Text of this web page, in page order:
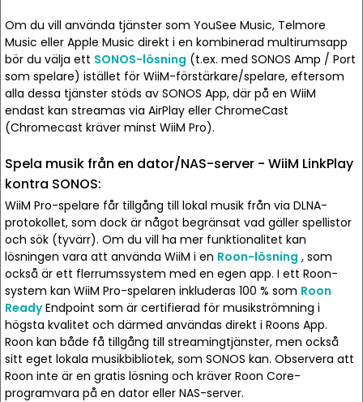
Om du vill använda tjänster som YouSee Music, Telmore
Music eller Apple Music direkt i en kombinerad multirumsapp
bör du välja ett SONOS-lösning (t.ex. med SONOS Amp / Port
som spelare) istället för WiiM-förstärkare/spelare, eftersom
alla dessa tjänster stöds av SONOS App, där på en WiiM
endast kan streamas via AirPlay eller ChromeCast
(Chromecast kräver minst WiiM Pro).
Spela musik från en dator/NAS-server - WiiM LinkPlay
kontra SONOS:
WiiM Pro-spelare får tillgång till lokal musik från via DLNA-
protokollet, som dock är något begränsat vad gäller spellistor
och sök (tyvärr). Om du vill ha mer funktionalitet kan
lösningen vara att använda WiiM i en Roon-lösning , som
också är ett flerrumssystem med en egen app. I ett Roon-
system kan WiiM Pro-spelaren inkluderas 100 % som Roon
ReadyEndpoint som är certifierad för musikströmning i
högsta kvalitet och därmed användas direkt i Roons App.
Roon kan både få tillgång till streamingtjänster, men också
sitt eget lokala musikbibliotek, som SONOS kan. Observera att
Roon inte är en gratis lösning och kräver Roon Core-
programvara på en dator eller NAS-server.